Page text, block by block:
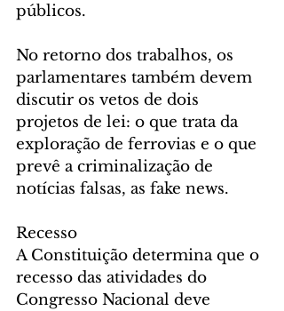
públicos.
No retorno dos trabalhos, os
parlamentares também devem
discutir os vetos de dois
projetos de lei: o que trata da
exploração de ferrovias e o que
prevê a criminalização de
notícias falsas, as fake news.
Recesso
A Constituição determina que o
recesso das atividades do
Congresso Nacional deve